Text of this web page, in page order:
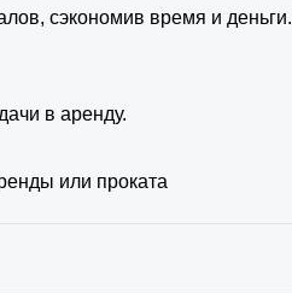
сэкономив время и деньги.
в аренду.
или проката